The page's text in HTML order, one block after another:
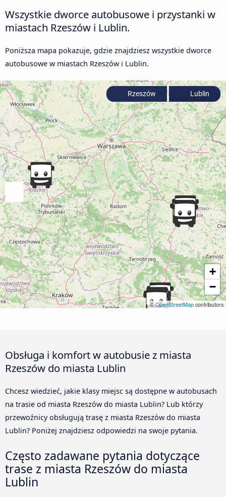
Wszystkie dworce autobusowe i przystanki w
miastach Rzeszów i Lublin.
Poniższa mapa pokazuje, gdzie znajdziesz wszystkie dworce
autobusowe w miastach Rzeszów i Lublin.
+
−
©OpenStreetMap contributors
Rzeszów Lublin
Obsługa i komfort w autobusie z miasta
Rzeszów do miasta Lublin
Chcesz wiedzieć, jakie klasy miejsc są dostępne w autobusach
na trasie od miasta Rzeszów do miasta Lublin? Lub którzy
przewoźnicy obsługują trasę z miasta Rzeszów do miasta
Lublin? Poniżej znajdziesz odpowiedzi na swoje pytania.
Często zadawane pytania dotyczące
trase z miasta Rzeszów do miasta
Lublin